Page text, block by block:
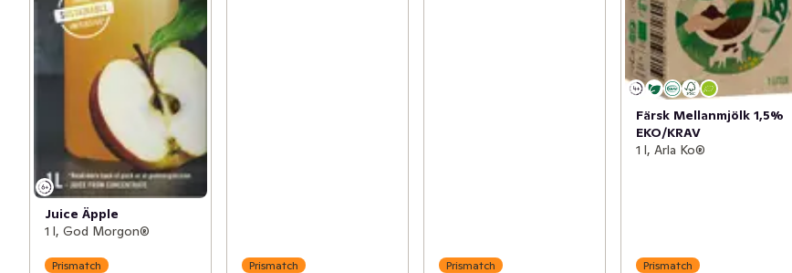
Juice Äpple
1 l, God Morgon®
Prismatch Prismatch Prismatch
Färsk Mellanmjölk 1,5%
EKO/KRAV
1 l, Arla Ko®
Prismatch